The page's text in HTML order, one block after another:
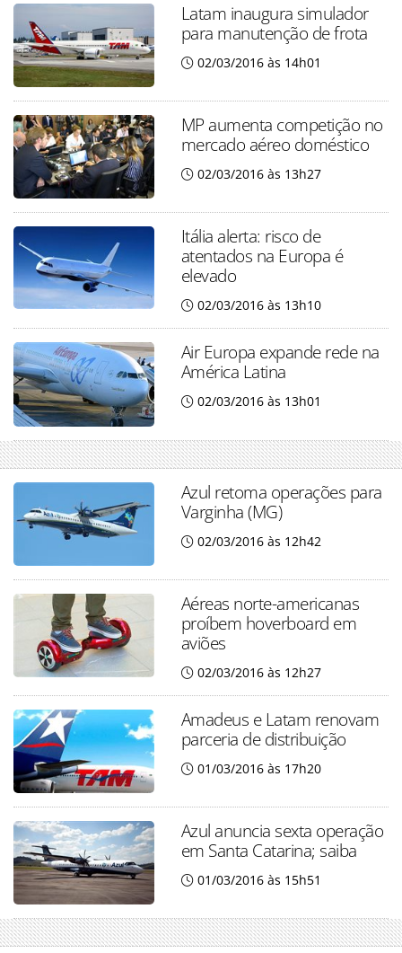
Latam inaugura simulador
para manutenção de frota
02/03/2016 às 14h01
MP aumenta competição no
mercado aéreo doméstico
02/03/2016 às 13h27
Itália alerta: risco de
atentados na Europa é
elevado
02/03/2016 às 13h10
Air Europa expande rede na
América Latina
02/03/2016 às 13h01
Azul retoma operações para
Varginha (MG)
02/03/2016 às 12h42
Aéreas norte-americanas
proíbem hoverboard em
aviões
02/03/2016 às 12h27
Amadeus e Latam renovam
parceria de distribuição
01/03/2016 às 17h20
Azul anuncia sexta operação
em Santa Catarina; saiba
01/03/2016 às 15h51